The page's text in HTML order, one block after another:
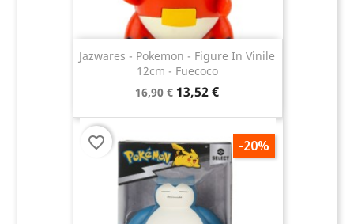
Jazwares - Pokemon - Figure In Vinile
12cm - Fuecoco
16,90 € 13,52 €
-20%
favorite_border